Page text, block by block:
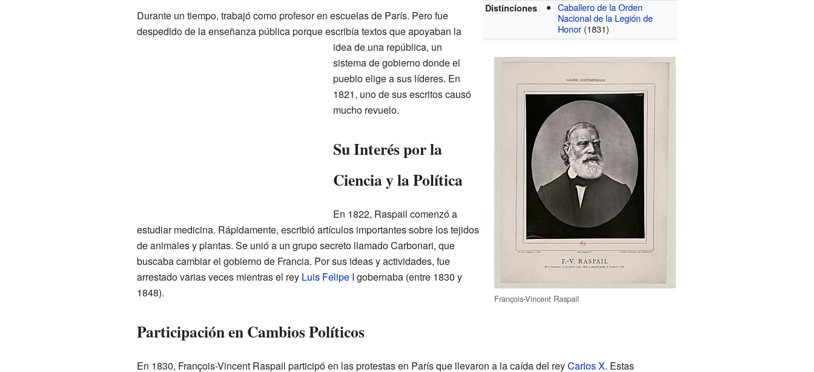
Distinciones
Caballero de la Orden
Nacional de la Legión de
Honor (1831)
François-Vincent Raspail
Durante un tiempo, trabajó como profesor en escuelas de París. Pero fue
despedido de la enseñanza pública porque escribía textos que apoyaban la
idea de una república, un
sistema de gobierno donde el
pueblo elige a sus líderes. En
1821, uno de sus escritos causó
mucho revuelo.
Su Interés por la
Ciencia y la Política
En 1822, Raspail comenzó a
estudiar medicina. Rápidamente, escribió artículos importantes sobre los tejidos
de animales y plantas. Se unió a un grupo secreto llamado Carbonari, que
buscaba cambiar el gobierno de Francia. Por sus ideas y actividades, fue
arrestado varias veces mientras el rey Luis Felipe I gobernaba (entre 1830 y
1848).
Participación en Cambios Políticos
En 1830, François-Vincent Raspail participó en las protestas en París que llevaron a la caída del reyCarlos X. Estas